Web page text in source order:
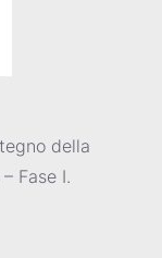
della
Fase I.